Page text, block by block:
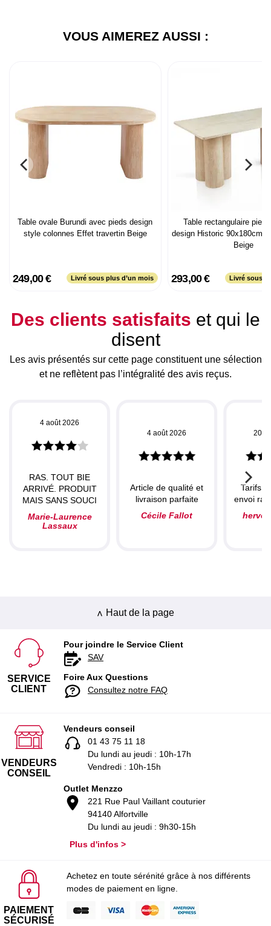
VOUS AIMEREZ AUSSI :
Table ovale Burundi avec pieds design
style colonnes Effet travertin Beige
249,00 € Livré sous plus d’un mois
Table rectangulaire
design Historic 90x180cm
Beige
293,00 € Livré sous
Des clients satisfaits et qui le
disent
Les avis présentés sur cette page constituent une sélection
et ne reflètent pas l’intégralité des avis reçus.
4 août 2026
RAS. TOUT BIE
ARRIVÉ. PRODUIT
MAIS SANS SOUCI
Marie-Laurence
Lassaux
4 août 2026
Article de qualité et
livraison parfaite
Cécile Fallot
20
Tarifs
envoi
herve
Haut de la page
SERVICE
CLIENT
Pour joindre le Service Client
SAV
Foire Aux Questions
Consultez notre FAQ
VENDEURS
CONSEIL
Vendeurs conseil
01 43 75 11 18
Du lundi au jeudi : 10h-17h
Vendredi : 10h-15h
Outlet Menzzo
221 Rue Paul Vaillant couturier
94140 Alfortville
Du lundi au jeudi : 9h30-15h
Plus d'infos >
PAIEMENT
SÉCURISÉ
Achetez en toute sérénité grâce à nos différents
modes de paiement en ligne.